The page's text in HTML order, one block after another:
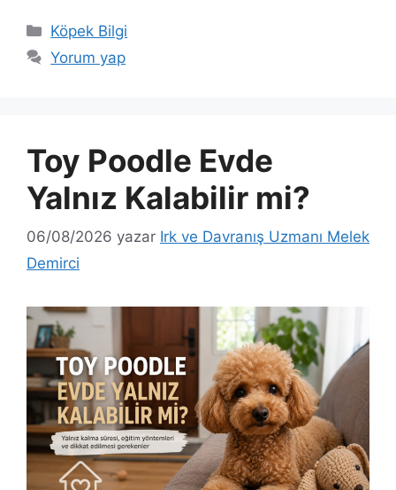
Kategoriler
Köpek Bilgi
Yorum yap
Toy Poodle Evde
Yalnız Kalabilir mi?
06/08/2026 yazar Irk ve Davranış Uzmanı Melek
Demirci